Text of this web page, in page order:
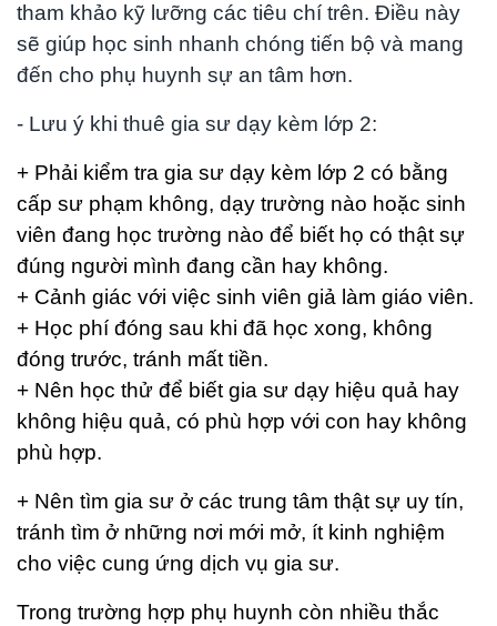
tham khảo kỹ lưỡng các tiêu chí trên. Điều này
sẽ giúp học sinh nhanh chóng tiến bộ và mang
đến cho phụ huynh sự an tâm hơn.
- Lưu ý khi thuê gia sư dạy kèm lớp 2:
+ Phải kiểm tra gia sư dạy kèm lớp 2 có bằng
cấp sư phạm không, dạy trường nào hoặc sinh
viên đang học trường nào để biết họ có thật sự
đúng người mình đang cần hay không.
+ Cảnh giác với việc sinh viên giả làm giáo viên.
+ Học phí đóng sau khi đã học xong, không
đóng trước, tránh mất tiền.
+ Nên học thử để biết gia sư dạy hiệu quả hay
không hiệu quả, có phù hợp với con hay không
phù hợp.
+ Nên tìm gia sư ở các trung tâm thật sự uy tín,
tránh tìm ở những nơi mới mở, ít kinh nghiệm
cho việc cung ứng dịch vụ gia sư.
Trong trường hợp phụ huynh còn nhiều thắc